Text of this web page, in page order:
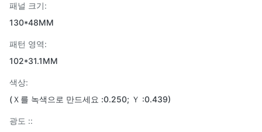
패널 크기:
130*48MM
패턴 영역:
102*31.1MM
색상:
(Ｘ를 녹색으로 만드세요 :0.250; Ｙ :0.439)
광도 ::